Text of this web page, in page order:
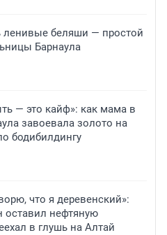
ленивые беляши — простой
Барнаула
— это кайф»: как мама в
завоевала золото на
бодибилдингу
что я деревенский»:
оставил нефтяную
в глушь на Алтай